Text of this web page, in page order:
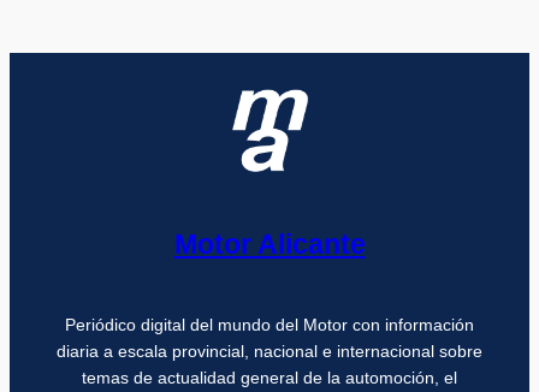
Motor Alicante
Periódico digital del mundo del Motor con información
diaria a escala provincial, nacional e internacional sobre
temas de actualidad general de la automoción, el